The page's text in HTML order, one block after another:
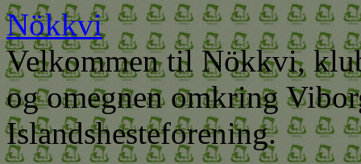
Nökkvi
Velkommen til Nökkvi,
og omegnen omkring
Islandshesteforening.